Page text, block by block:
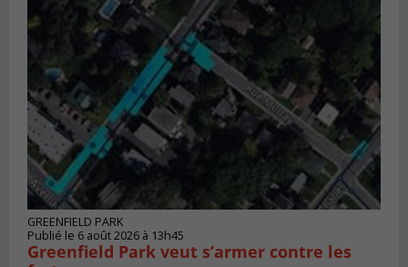
GREENFIELD PARK
Publié le 6 août 2026 à 13h45
Greenfield Park veut s’armer contre les